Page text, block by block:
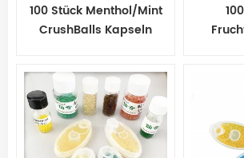
100 Stück Menthol/Mint
CrushBalls Kapseln